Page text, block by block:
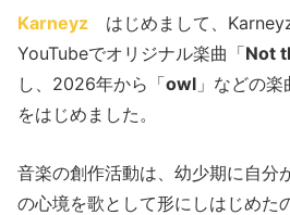
Karneyz はじめまして、
YouTubeでオリジナル楽曲「Not
し、2026年から「owl 」などの
をはじめました。
音楽の創作活動は、幼少期に自分
の心境を歌として形にしはじめた